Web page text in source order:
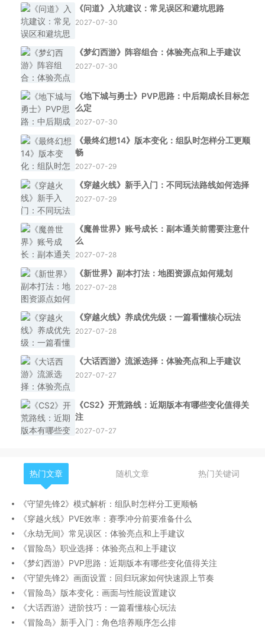
《问道》入坑建议：常见误区和避坑思路
2027-07-30
《梦幻西游》阵容组合：体验亮点和上手建议
2027-07-30
《地下城与勇士》PVP思路：中后期成长目标怎
么定
2027-07-30
《最终幻想14》版本变化：组队时怎样分工更顺
畅
2027-07-29
《穿越火线》新手入门：不同玩法路线如何选择
2027-07-29
《魔兽世界》账号成长：副本通关前需要注意什
么
2027-07-28
《新世界》副本打法：地图资源点如何规划
2027-07-28
《穿越火线》养成优先级：一篇看懂核心玩法
2027-07-28
《大话西游》流派选择：体验亮点和上手建议
2027-07-27
《CS2》开荒路线：近期版本有哪些变化值得关
注
2027-07-27
热门文章 随机文章 热门关键词
《守望先锋2》模式解析：组队时怎样分工更顺畅
《穿越火线》PVE效率：赛季冲分前要准备什么
《永劫无间》常见误区：体验亮点和上手建议
《冒险岛》职业选择：体验亮点和上手建议
《梦幻西游》PVP思路：近期版本有哪些变化值得关注
《守望先锋2》画面设置：回归玩家如何快速跟上节奏
《冒险岛》版本变化：画面与性能设置建议
《大话西游》进阶技巧：一篇看懂核心玩法
《冒险岛》新手入门：角色培养顺序怎么排